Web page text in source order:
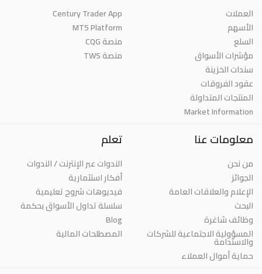
العملات
الأسهم
السلع
مؤشرات الأسواق
سندات الخزينة
عقود الفروقات
المنتجات المتداولة
Market Information
Century Trader App
MT5 Platform
منصة CQG
منصة TWS
معلومات عنا
من نحن
الجوائز
الإعلام والعلاقات العامة
البحث
وظائف شاغرة
المسؤولية الاجتماعية للشركات
والاستدامة
حماية أموال العملاء
تعلم
الندوات عبر الإنترنت / الندوات
أفكار استثمارية
فيديوهات شروح تعليمية
سلسلة تداول الأسواق بحكمة
Blog
المصطلحات المالية